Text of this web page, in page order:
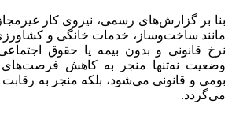
بنا بر گزارش‌های رسمی، نیروی کار
مانند ساخت‌وساز، خدمات خانگی و کشاورزی،
نرخ قانونی و بدون بیمه یا حقوق
وضعیت نه‌تنها منجر به کاهش فرصت‌های
بومی و قانونی می‌شود، بلکه منجر به رقابت
می‌گردد.